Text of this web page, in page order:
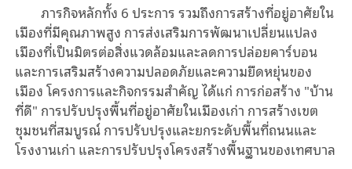
ภารกิจหลักทั้ง 6 ประการ รวมถึงการสร้างที่อยู่อาศัยใน
เมืองที่มีคุณภาพสูง การส่งเสริมการพัฒนาเปลี่ยนแปลง
เมืองที่เป็นมิตรต่อสิ่งแวดล้อมและลดการปล่อยคาร์บอน
และการเสริมสร้างความปลอดภัยและความยืดหยุ่นของ
เมือง โครงการและกิจกรรมสำคัญ ได้แก่ การก่อสร้าง "บ้าน
ที่ดี" การปรับปรุงพื้นที่อยู่อาศัยในเมืองเก่า การสร้างเขต
ชุมชนที่สมบูรณ์ การปรับปรุงและยกระดับพื้นที่ถนนและ
โรงงานเก่า และการปรับปรุงโครงสร้างพื้นฐานของเทศบาล